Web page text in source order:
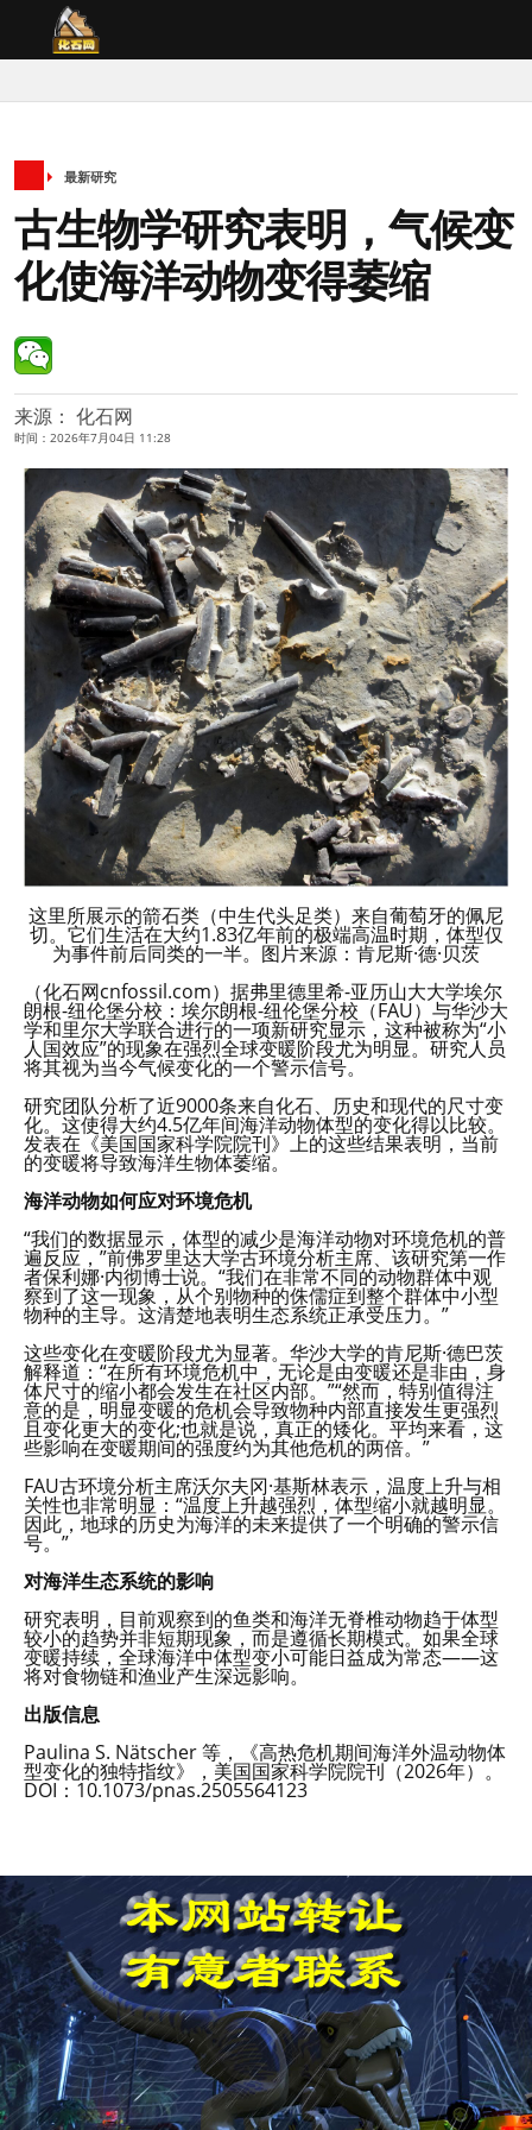
最新研究
古生物学研究表明，气候变
化使海洋动物变得萎缩
来源： 化石网
时间：2026年7月04日 11:28
这里所展示的箭石类（中生代头足类）来自葡萄牙的佩尼
切。它们生活在大约1.83亿年前的极端高温时期，体型仅
为事件前后同类的一半。图片来源：肯尼斯·德·贝茨
（化石网cnfossil.com）据弗里德里希-亚历山大大学埃尔
朗根-纽伦堡分校：埃尔朗根-纽伦堡分校（FAU）与华沙大
学和里尔大学联合进行的一项新研究显示，这种被称为“小
人国效应”的现象在强烈全球变暖阶段尤为明显。研究人员
将其视为当今气候变化的一个警示信号。
研究团队分析了近9000条来自化石、历史和现代的尺寸变
化。这使得大约4.5亿年间海洋动物体型的变化得以比较。
发表在《美国国家科学院院刊》上的这些结果表明，当前
的变暖将导致海洋生物体萎缩。
海洋动物如何应对环境危机
“我们的数据显示，体型的减少是海洋动物对环境危机的普
遍反应，”前佛罗里达大学古环境分析主席、该研究第一作
者保利娜·内彻博士说。“我们在非常不同的动物群体中观
察到了这一现象，从个别物种的侏儒症到整个群体中小型
物种的主导。这清楚地表明生态系统正承受压力。”
这些变化在变暖阶段尤为显著。华沙大学的肯尼斯·德巴茨
解释道：“在所有环境危机中，无论是由变暖还是非由，身
体尺寸的缩小都会发生在社区内部。”“然而，特别值得注
意的是，明显变暖的危机会导致物种内部直接发生更强烈
且变化更大的变化;也就是说，真正的矮化。平均来看，这
些影响在变暖期间的强度约为其他危机的两倍。”
FAU古环境分析主席沃尔夫冈·基斯林表示，温度上升与相
关性也非常明显：“温度上升越强烈，体型缩小就越明显。
因此，地球的历史为海洋的未来提供了一个明确的警示信
号。”
对海洋生态系统的影响
研究表明，目前观察到的鱼类和海洋无脊椎动物趋于体型
较小的趋势并非短期现象，而是遵循长期模式。如果全球
变暖持续，全球海洋中体型变小可能日益成为常态——这
将对食物链和渔业产生深远影响。
出版信息
Paulina S. Nätscher 等，《高热危机期间海洋外温动物体
型变化的独特指纹》，美国国家科学院院刊（2026年）。
DOI：10.1073/pnas.2505564123